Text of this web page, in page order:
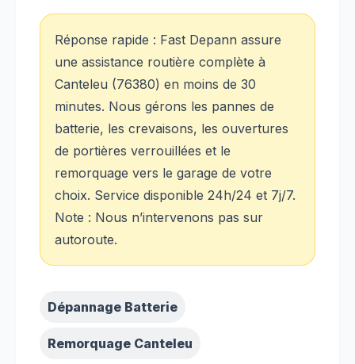
Réponse rapide : Fast Depann assure
une assistance routière complète à
Canteleu (76380) en moins de 30
minutes. Nous gérons les pannes de
batterie, les crevaisons, les ouvertures
de portières verrouillées et le
remorquage vers le garage de votre
choix. Service disponible 24h/24 et 7j/7.
Note : Nous n’intervenons pas sur
autoroute.
Dépannage Batterie
Remorquage Canteleu